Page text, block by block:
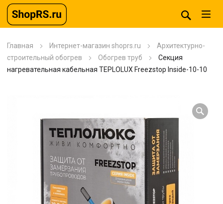
Главная Интернет-магазин shoprs.ru
Архитектурно-
строительный обогрев
Обогрев труб
Секция
нагревательная кабельная TEPLOLUX Freezstop Inside-10-10